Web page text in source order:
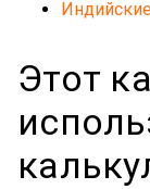
Этот